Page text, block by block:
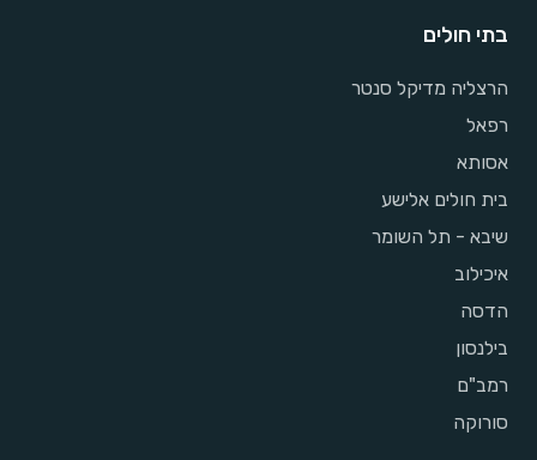
בתי חולים
הרצליה מדיקל סנטר
רפאל
אסותא
בית חולים אלישע
שיבא - תל השומר
איכילוב
הדסה
בילנסון
רמב"ם
סורוקה